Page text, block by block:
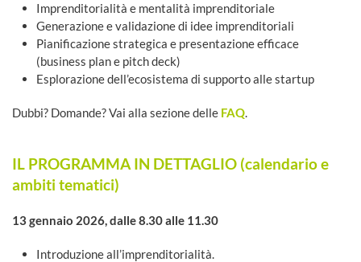
Imprenditorialità e mentalità imprenditoriale
Generazione e validazione di idee imprenditoriali
Pianificazione strategica e presentazione efficace
(business plan e pitch deck)
Esplorazione dell’ecosistema di supporto alle startup
Dubbi? Domande? Vai alla sezione delle FAQ.
IL PROGRAMMA IN DETTAGLIO (calendario e
ambiti tematici)
13 gennaio 2026, dalle 8.30 alle 11.30
Introduzione all’imprenditorialità.